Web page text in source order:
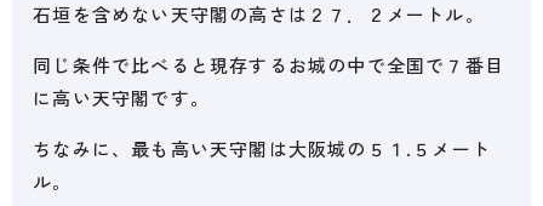
石垣を含めない天守閣の高さは２７．２メートル。
同じ条件で比べると現存するお城の中で全国で７番目
に高い天守閣です。
ちなみに、最も高い天守閣は大阪城の５１.５メート
ル。